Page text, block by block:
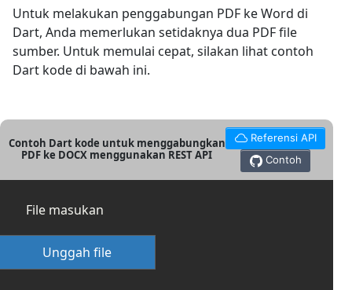
Untuk melakukan penggabungan PDF ke Word di
Dart, Anda memerlukan setidaknya dua PDF file
sumber. Untuk memulai cepat, silakan lihat contoh
Dart kode di bawah ini.
Contoh Dart kode untuk menggabungkan
PDF ke DOCX menggunakan REST API
Referensi API
Contoh
File masukan
Unggah file